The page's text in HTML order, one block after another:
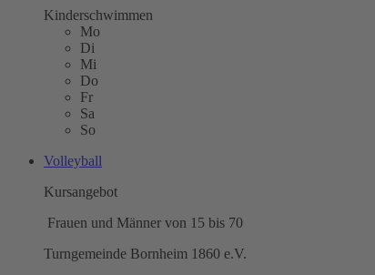
Kinderschwimmen
Mo
Di
Mi
Do
Fr
Sa
So
Volleyball
Kursangebot
Frauen und Männer von 15 bis 70
Turngemeinde Bornheim 1860 e.V.